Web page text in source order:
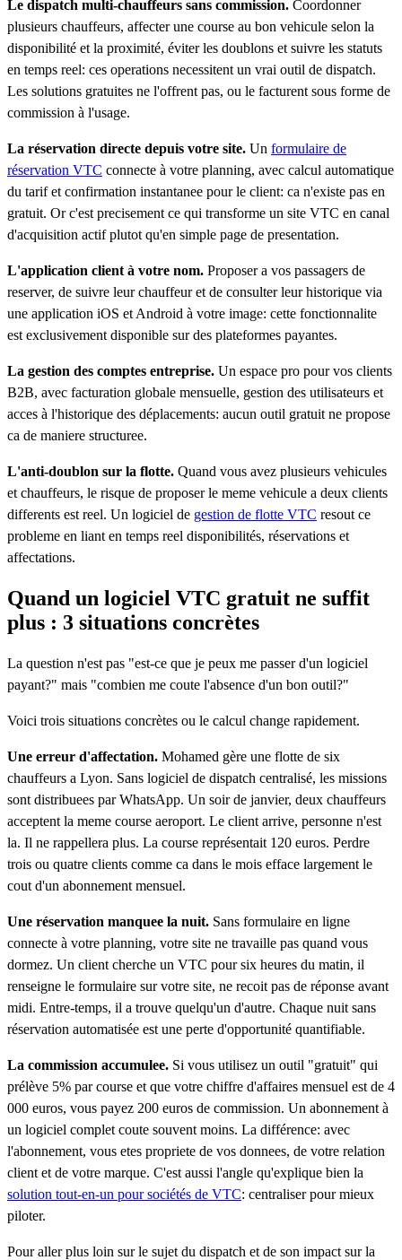
Le dispatch multi-chauffeurs sans commission. Coordonner
plusieurs chauffeurs, affecter une course au bon vehicule selon la
disponibilité et la proximité, éviter les doublons et suivre les statuts
en temps reel: ces operations necessitent un vrai outil de dispatch.
Les solutions gratuites ne l'offrent pas, ou le facturent sous forme de
commission à l'usage.
La réservation directe depuis votre site. Un formulaire de
réservation VTC connecte à votre planning, avec calcul automatique
du tarif et confirmation instantanee pour le client: ca n'existe pas en
gratuit. Or c'est precisement ce qui transforme un site VTC en canal
d'acquisition actif plutot qu'en simple page de presentation.
L'application client à votre nom. Proposer a vos passagers de
reserver, de suivre leur chauffeur et de consulter leur historique via
une application iOS et Android à votre image: cette fonctionnalite
est exclusivement disponible sur des plateformes payantes.
La gestion des comptes entreprise. Un espace pro pour vos clients
B2B, avec facturation globale mensuelle, gestion des utilisateurs et
acces à l'historique des déplacements: aucun outil gratuit ne propose
ca de maniere structuree.
L'anti-doublon sur la flotte. Quand vous avez plusieurs vehicules
et chauffeurs, le risque de proposer le meme vehicule a deux clients
differents est reel. Un logiciel de gestion de flotte VTC resout ce
probleme en liant en temps reel disponibilités, réservations et
affectations.
Quand un logiciel VTC gratuit ne suffit
plus : 3 situations concrètes
La question n'est pas "est-ce que je peux me passer d'un logiciel
payant?" mais "combien me coute l'absence d'un bon outil?"
Voici trois situations concrètes ou le calcul change rapidement.
Une erreur d'affectation. Mohamed gère une flotte de six
chauffeurs a Lyon. Sans logiciel de dispatch centralisé, les missions
sont distribuees par WhatsApp. Un soir de janvier, deux chauffeurs
acceptent la meme course aeroport. Le client arrive, personne n'est
la. Il ne rappellera plus. La course représentait 120 euros. Perdre
trois ou quatre clients comme ca dans le mois efface largement le
cout d'un abonnement mensuel.
Une réservation manquee la nuit. Sans formulaire en ligne
connecte à votre planning, votre site ne travaille pas quand vous
dormez. Un client cherche un VTC pour six heures du matin, il
renseigne le formulaire sur votre site, ne recoit pas de réponse avant
midi. Entre-temps, il a trouve quelqu'un d'autre. Chaque nuit sans
réservation automatisée est une perte d'opportunité quantifiable.
La commission accumulee. Si vous utilisez un outil "gratuit" qui
prélève 5% par course et que votre chiffre d'affaires mensuel est de 4
000 euros, vous payez 200 euros de commission. Un abonnement à
un logiciel complet coute souvent moins. La différence: avec
l'abonnement, vous etes propriete de vos donnees, de votre relation
client et de votre marque. C'est aussi l'angle qu'explique bien la
solution tout-en-un pour sociétés de VTC: centraliser pour mieux
piloter.
Pour aller plus loin sur le sujet du dispatch et de son impact sur la